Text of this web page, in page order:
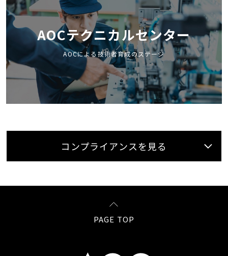
AOCテクニカルセンター
AOCによる技術者育成のステージ
コンプライアンスを見る
PAGE TOP